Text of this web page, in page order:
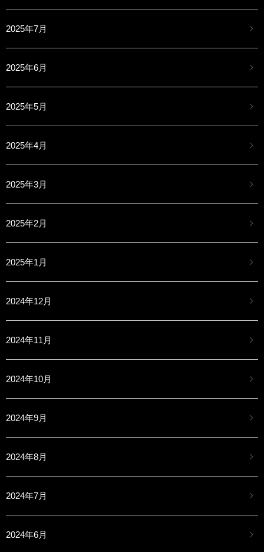
2025年7月
2025年6月
2025年5月
2025年4月
2025年3月
2025年2月
2025年1月
2024年12月
2024年11月
2024年10月
2024年9月
2024年8月
2024年7月
2024年6月